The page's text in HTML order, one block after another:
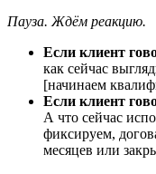
Пауза. Ждём реакцию.
Если клиент
как сейчас
[начинаем
Если клиент
А что сейчас
фиксируем,
месяцев или